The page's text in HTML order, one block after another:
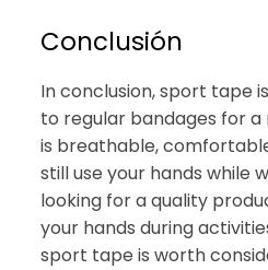
Conclusión
In conclusion, sport tape
to regular bandages for a
is breathable,
still use your hands while
looking for a quality
your hands during
sport tape is worth